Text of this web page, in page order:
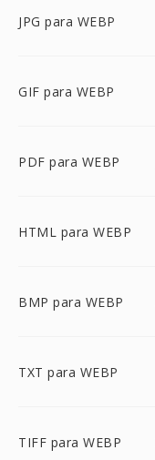
JPG para WEBP
GIF para WEBP
PDF para WEBP
HTML para WEBP
BMP para WEBP
TXT para WEBP
TIFF para WEBP